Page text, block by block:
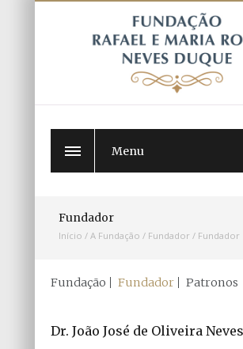
Menu
Fundador
Início / A Fundação / Fundador / Fundador
Fundação Fundador Patronos
Dr. João José de Oliveira